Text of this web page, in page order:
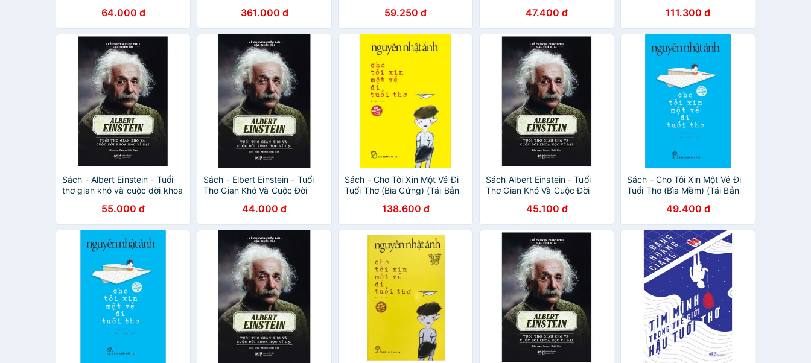
64.000 đ 361.000 đ 59.250 đ 47.400 đ 111.300 đ
Sách - Albert Einstein - Tuổi
thơ gian khó và cuộc dời khoa
55.000 đ
Sách - Elbert Einstein - Tuổi
Thơ Gian Khó Và Cuộc Đời
44.000 đ
Sách - Cho Tôi Xin Một Vé Đi
Tuổi Thơ (Bìa Cứng) (Tái Bản
138.600 đ
Sách Albert Einstein - Tuổi
Thơ Gian Khó Và Cuộc Đời
45.100 đ
Sách - Cho Tôi Xin Một Vé Đi
Tuổi Thơ (Bìa Mềm) (Tái Bản
49.400 đ